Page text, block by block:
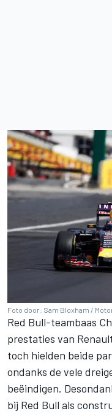
Foto door: Sam Bloxham /
Red Bull-teambaas
prestaties van
toch hielden beide
ondanks de vele
beëindigen.
bij Red Bull als